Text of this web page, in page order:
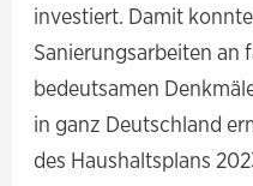
investiert. Damit
Sanierungsarbeiten an
bedeutsamen
in ganz Deutschland
des Haushaltsplans